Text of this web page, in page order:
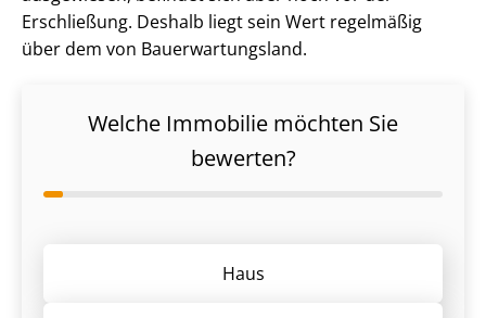
Erschließung. Deshalb liegt sein Wert regelmäßig
über dem von Bau­erwar­tungs­land.
Welche Immobilie möchten Sie
bewerten?
Haus